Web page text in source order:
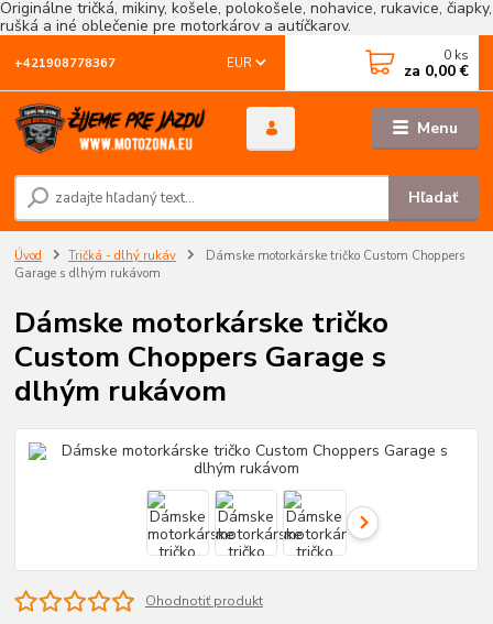
Originálne tričká, mikiny, košele, polokošele, nohavice, rukavice, čiapky,
rušká a iné oblečenie pre motorkárov a autíčkarov.
Menu
EUR
Hľadať
+421908778367 0 ks
za 0,00 €
Úvod Tričká - dlhý rukáv
Dámske motorkárske tričko Custom Choppers
Garage s dlhým rukávom
Dámske motorkárske tričko
Custom Choppers Garage s
dlhým rukávom
Ohodnotiť produkt